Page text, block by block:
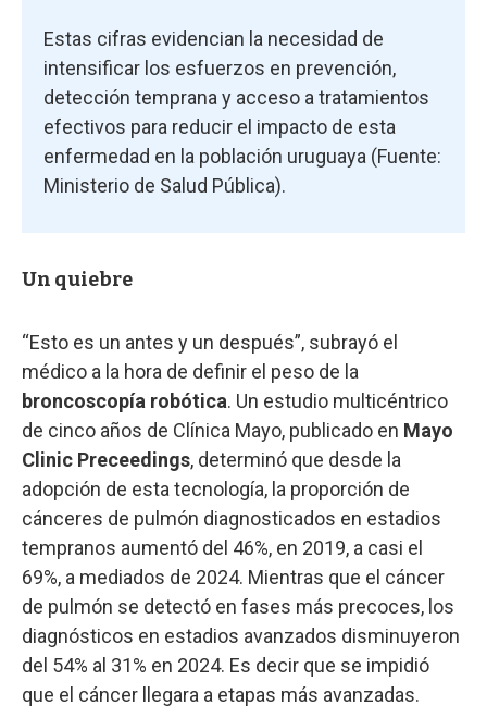
Estas cifras evidencian la necesidad de
intensificar los esfuerzos en prevención,
detección temprana y acceso a tratamientos
efectivos para reducir el impacto de esta
enfermedad en la población uruguaya (Fuente:
Ministerio de Salud Pública).
Un quiebre
“Esto es un antes y un después”, subrayó el
médico a la hora de definir el peso de la
broncoscopía robótica. Un estudio multicéntrico
de cinco años de Clínica Mayo, publicado en Mayo
Clinic Preceedings, determinó que desde la
adopción de esta tecnología, la proporción de
cánceres de pulmón diagnosticados en estadios
tempranos aumentó del 46%, en 2019, a casi el
69%, a mediados de 2024. Mientras que el cáncer
de pulmón se detectó en fases más precoces, los
diagnósticos en estadios avanzados disminuyeron
del 54% al 31% en 2024. Es decir que se impidió
que el cáncer llegara a etapas más avanzadas.